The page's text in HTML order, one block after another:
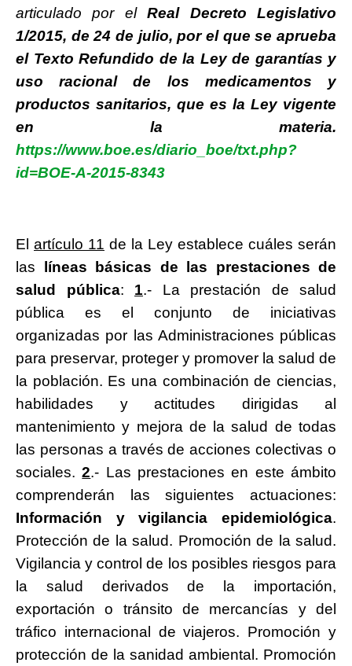
articulado por elReal Decreto Legislativo
1/2015, de 24 de julio, por el que se aprueba
el Texto Refundido de la Ley de garantías y
uso racional de los medicamentos y
productos sanitarios, que es la Ley vigente
en la materia.
https://www.boe.es/diario_boe/txt.php?
id=BOE-A-2015-8343
El artículo 11 de la Ley establece cuáles serán
las
líneas básicas de las prestaciones de
salud pública: 1.- La prestación de salud
pública es el conjunto de iniciativas
organizadas por las Administraciones públicas
para preservar, proteger y promover la salud de
la población. Es una combinación de ciencias,
habilidades y actitudes dirigidas al
mantenimiento y mejora de la salud de todas
las personas a través de acciones colectivas o
sociales.2.- Las prestaciones en este ámbito
comprenderán las siguientes actuaciones:
Información y vigilancia epidemiológica.
Protección de la salud. Promoción de la salud.
Vigilancia y control de los posibles riesgos para
la salud derivados de la importación,
exportación o tránsito de mercancías y del
tráfico internacional de viajeros. Promoción y
protección de la sanidad ambiental. Promoción